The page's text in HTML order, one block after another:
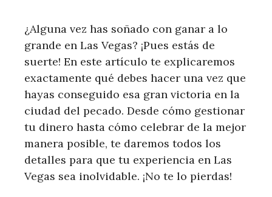
¿Alguna vez has soñado con ganar a lo
grande en Las Vegas? ¡Pues estás de
suerte! En este artículo te explicaremos
exactamente qué debes hacer una vez que
hayas conseguido esa gran victoria en la
ciudad del pecado. Desde cómo gestionar
tu dinero hasta cómo celebrar de la mejor
manera posible, te daremos todos los
detalles para que tu experiencia en Las
Vegas sea inolvidable. ¡No te lo pierdas!